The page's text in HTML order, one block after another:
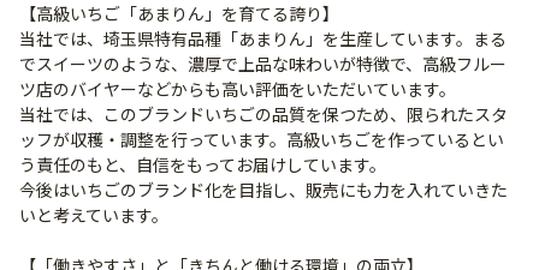
【高級いちご「あまりん」を育てる誇り】
当社では、埼玉県特有品種「あまりん」を生産しています。まる
でスイーツのような、濃厚で上品な味わいが特徴で、高級フルー
ツ店のバイヤーなどからも高い評価をいただいています。
当社では、このブランドいちごの品質を保つため、限られたスタ
ッフが収穫・調整を行っています。高級いちごを作っているとい
う責任のもと、自信をもってお届けしています。
今後はいちごのブランド化を目指し、販売にも力を入れていきた
いと考えています。